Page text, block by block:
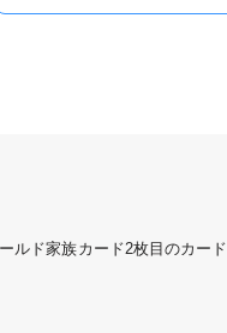
ルド家族カード2枚目のカード